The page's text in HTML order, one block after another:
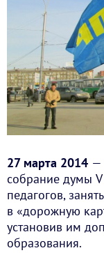
27 марта 2014 —
собрание думы
педагогов,
в «дорожную
установив им
образования.